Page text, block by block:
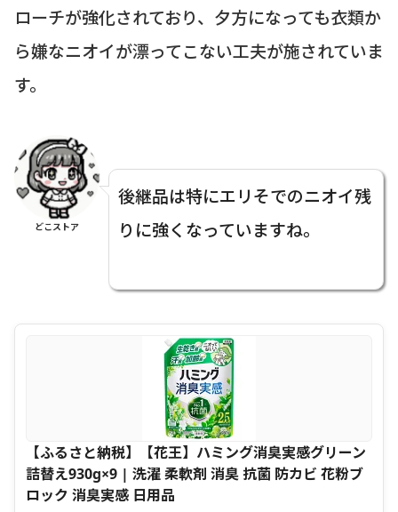
ローチが強化されており、夕方になっても衣類か
ら嫌なニオイが漂ってこない工夫が施されていま
す。
どこストア
後継品は特にエリそでのニオイ残
りに強くなっていますね。
【ふるさと納税】【花王】ハミング消臭実感グリーン
詰替え930g×9 | 洗濯 柔軟剤 消臭 抗菌 防カビ 花粉ブ
ロック 消臭実感 日用品